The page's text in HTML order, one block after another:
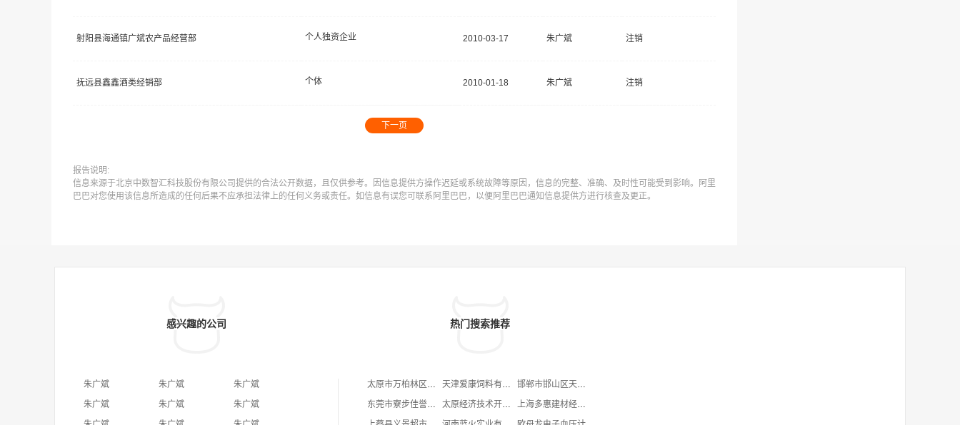
射阳县海通镇广斌农产品经营部 个人独资企业 2010-03-17 朱广斌 注销
抚远县鑫鑫酒类经销部 个体 2010-01-18 朱广斌 注销
下一页
报告说明:
信息来源于北京中数智汇科技股份有限公司提供的合法公开数据，且仅供参考。因信息提供方操作迟延或系统故障等原因，信息的完整、准确、及时性可能受到影响。阿里
巴巴对您使用该信息所造成的任何后果不应承担法律上的任何义务或责任。如信息有误您可联系阿里巴巴，以便阿里巴巴通知信息提供方进行核查及更正。
感兴趣的公司
朱广斌 朱广斌
朱广斌
朱广斌
朱广斌
朱广斌
热门搜索推荐
太原市万柏林区吕氏光速厨房餐馆 天津爱康饲料有限公司
邯郸市邯山区天哲办公用品经营部
东莞市寮步佳誉精密五金厂
太原经济技术开发区华韧百货店
上海多惠建材经营部